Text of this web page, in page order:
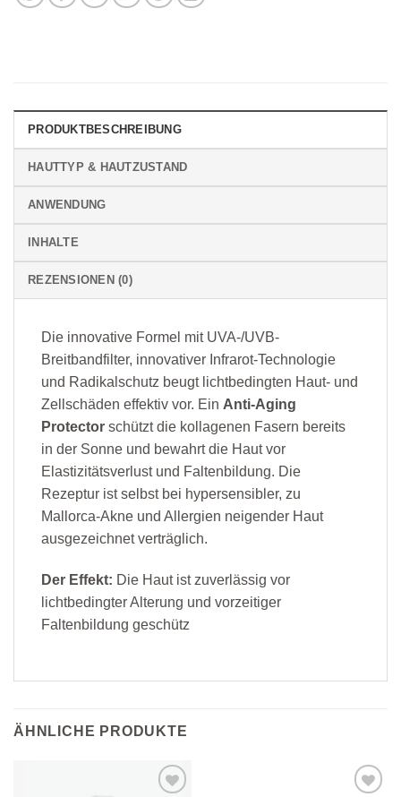
PRODUKTBESCHREIBUNG
HAUTTYP & HAUTZUSTAND
ANWENDUNG
INHALTE
REZENSIONEN (0)
Die innovative Formel mit UVA-/UVB-
Breitbandfilter, innovativer Infrarot-Technologie
und Radikalschutz beugt lichtbedingten Haut- und
Zellschäden effektiv vor. Ein Anti-Aging
Protector schützt die kollagenen Fasern bereits
in der Sonne und bewahrt die Haut vor
Elastizitätsverlust und Faltenbildung. Die
Rezeptur ist selbst bei hypersensibler, zu
Mallorca-Akne und Allergien neigender Haut
ausgezeichnet verträglich.
Der Effekt: Die Haut ist zuverlässig vor
lichtbedingter Alterung und vorzeitiger
Faltenbildung geschütz
ÄHNLICHE PRODUKTE